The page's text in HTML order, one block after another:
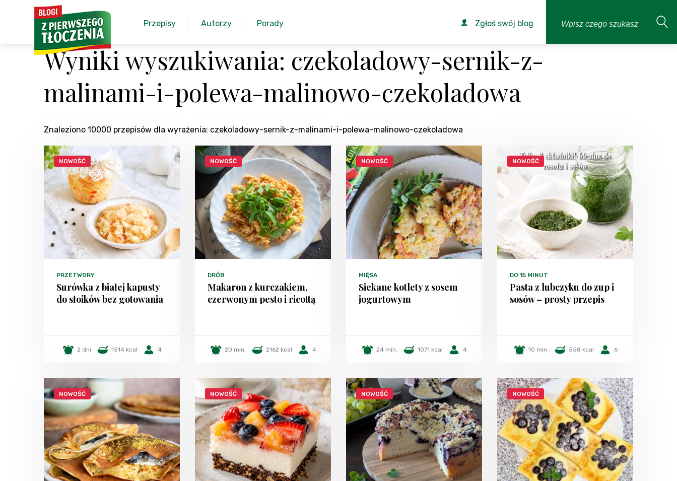
Przepisy Autorzy Porady Zgłoś swój blog
Wyniki wyszukiwania: czekoladowy-sernik-z-
malinami-i-polewa-malinowo-czekoladowa
Znaleziono 10000 przepisów dla wyrażenia: czekoladowy-sernik-z-malinami-i-polewa-malinowo-czekoladowa
NOWOŚĆ
PRZETWORY
Surówka z białej kapusty
do słoików bez gotowania
2 dni 1514 kcal 4
NOWOŚĆ
DRÓB
Makaron z kurczakiem,
czerwonym pesto i ricottą
20 min. 2162 kcal 4
NOWOŚĆ
MIĘSA
Siekane kotlety z sosem
jogurtowym
24 min. 1071 kcal 4
NOWOŚĆ
DO 15 MINUT
Pasta z lubczyku do zup i
sosów – prosty przepis
10 min. 558 kcal 6
NOWOŚĆ NOWOŚĆ NOWOŚĆ NOWOŚĆ